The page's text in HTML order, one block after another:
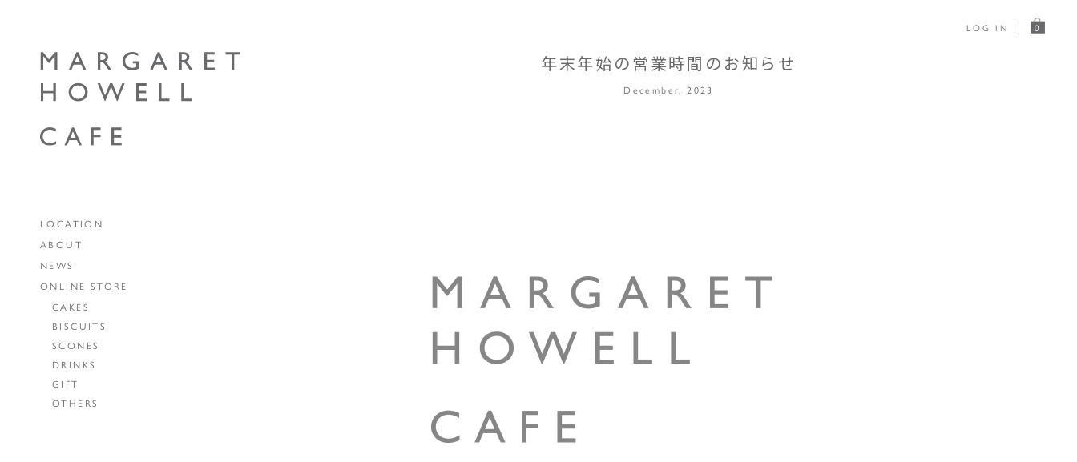
LOG IN 0
LOCATION
ABOUT
NEWS
ONLINE STORE
CAKES
BISCUITS
SCONES
DRINKS
GIFT
OTHERS
年末年始の営業時間のお知らせ
December, 2023